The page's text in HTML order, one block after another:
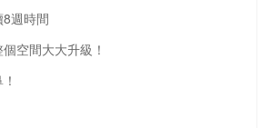
週時間
空間大大升級！